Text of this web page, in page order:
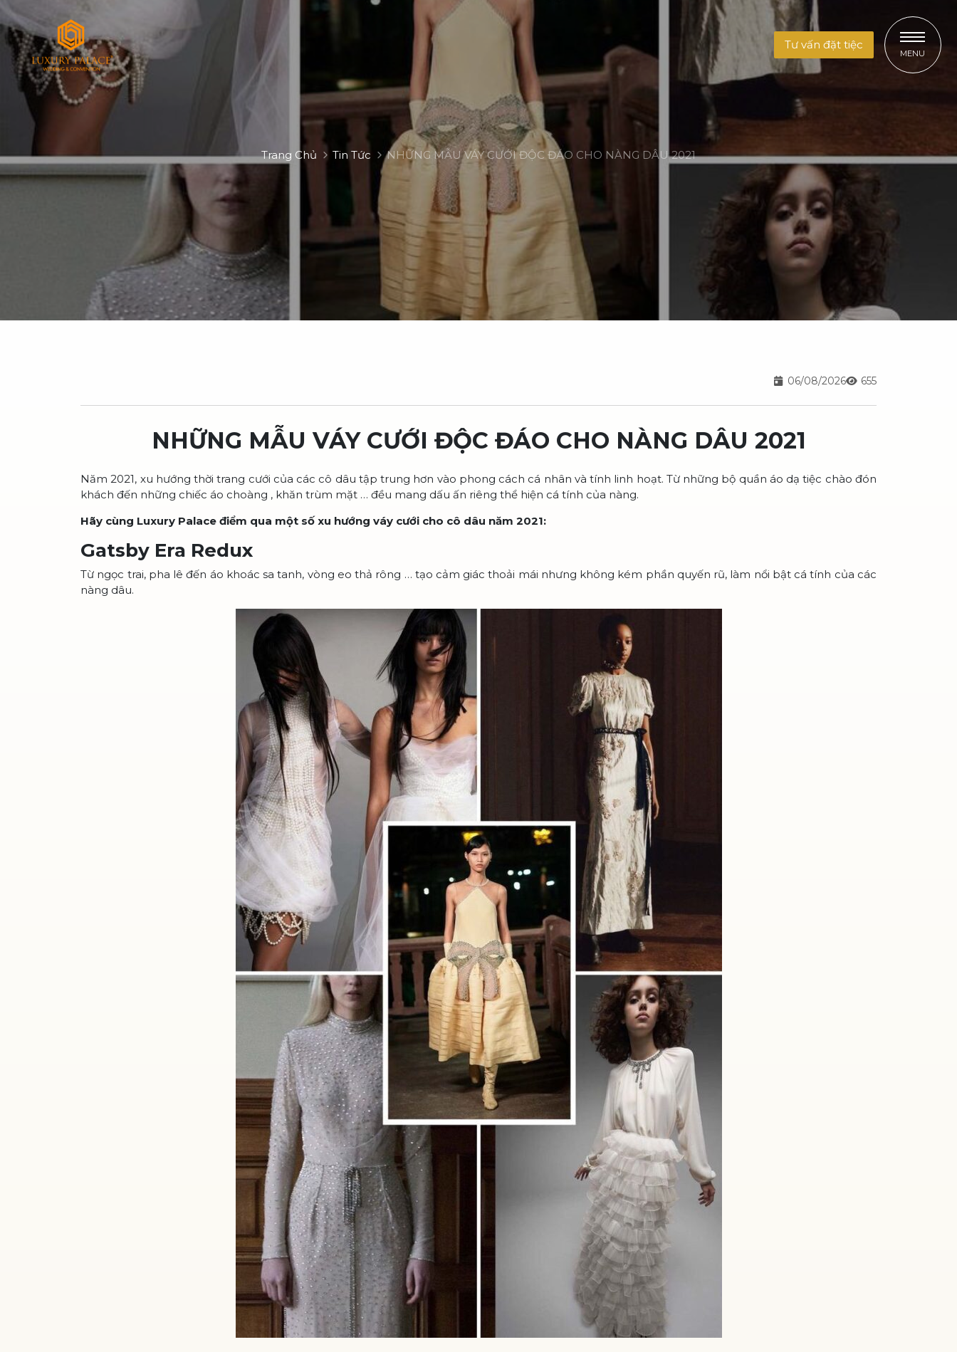
Tư vấn đặt tiệc
MENU
Trang Chủ Tin Tức NHỮNG MẪU VÁY CƯỚI ĐỘC ĐÁO CHO NÀNG DÂU 2021
06/08/2026 655
NHỮNG MẪU VÁY CƯỚI ĐỘC ĐÁO CHO NÀNG DÂU 2021
Năm 2021, xu hướng thời trang cưới của các cô dâu tập trung hơn vào phong cách cá nhân và tính linh hoạt. Từ những bộ quần áo dạ tiệc chào đón
khách đến những chiếc áo choàng , khăn trùm mặt … đều mang dấu ấn riêng thể hiện cá tính của nàng.
Hãy cùng Luxury Palace điểm qua một số xu hướng váy cưới cho cô dâu năm 2021:
Gatsby Era Redux
Từ ngọc trai, pha lê đến áo khoác sa tanh, vòng eo thả rông … tạo cảm giác thoải mái nhưng không kém phần quyến rũ, làm nổi bật cá tính của các
nàng dâu.